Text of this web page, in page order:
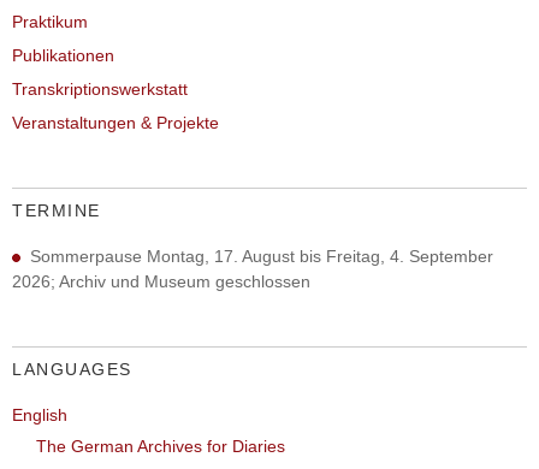
Praktikum
Publikationen
Transkriptionswerkstatt
Veranstaltungen & Projekte
TERMINE
Sommerpause Montag, 17. August bis Freitag, 4. September
2026; Archiv und Museum geschlossen
LANGUAGES
English
The German Archives for Diaries